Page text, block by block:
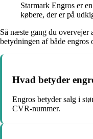
Starmark Engros er
købere, der er på
Så næste gang du overvejer
betydningen af både
Hvad betyder
Engros betyder salg i
CVR-nummer.